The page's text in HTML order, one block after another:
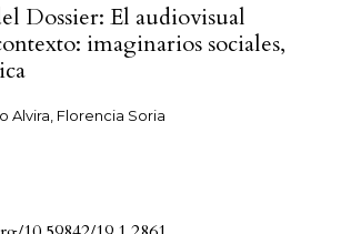
Dossier: El audiovisual
imaginarios sociales,
Alvira, Florencia Soria